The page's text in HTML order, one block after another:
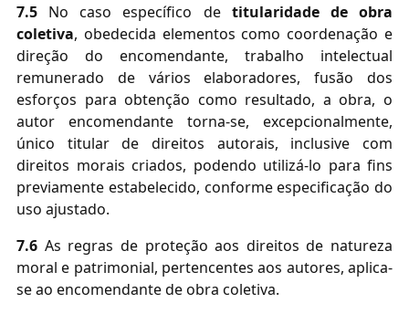
7.5 No caso específico de titularidade de obra
coletiva, obedecida elementos como coordenação e
direção do encomendante, trabalho intelectual
remunerado de vários elaboradores, fusão dos
esforços para obtenção como resultado, a obra, o
autor encomendante torna-se, excepcionalmente,
único titular de direitos autorais, inclusive com
direitos morais criados, podendo utilizá-lo para fins
previamente estabelecido, conforme especificação do
uso ajustado.
7.6 As regras de proteção aos direitos de natureza
moral e patrimonial, pertencentes aos autores, aplica-
se ao encomendante de obra coletiva.